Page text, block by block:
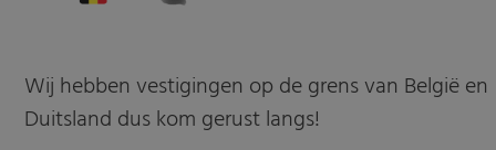
Wij hebben vestigingen op de grens van België en
Duitsland dus kom gerust langs!